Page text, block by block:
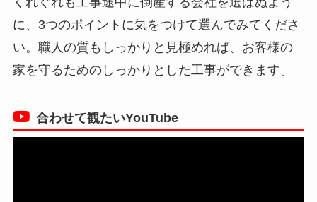
に、3つのポイントに気をつけて選んでみてくださ
い。職人の質もしっかりと見極めれば、お客様の
家を守るためのしっかりとした工事ができます。
合わせて観たいYouTube